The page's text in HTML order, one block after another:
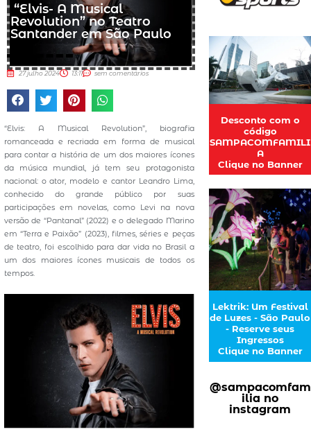
“Elvis- A Musical
Revolution” no Teatro
Santander em São Paulo
27 julho 2024 13:11 sem comentários
“Elvis: A Musical Revolution”, biografia
romanceada e recriada em forma de musical
para contar a história de um dos maiores ícones
da música mundial, já tem seu protagonista
nacional: o ator, modelo e cantor Leandro Lima,
conhecido do grande público por suas
participações em novelas, como Levi na nova
versão de “Pantanal” (2022) e o delegado Marino
em “Terra e Paixão” (2023), filmes, séries e peças
de teatro, foi escolhido para dar vida no Brasil a
um dos maiores ícones musicais de todos os
tempos.
Desconto com o
código
SAMPACOMFAMILI
A
Clique no Banner
Lektrik: Um Festival
de Luzes - São Paulo
- Reserve seus
Ingressos
Clique no Banner
@sampacomfam
ilia no
instagram